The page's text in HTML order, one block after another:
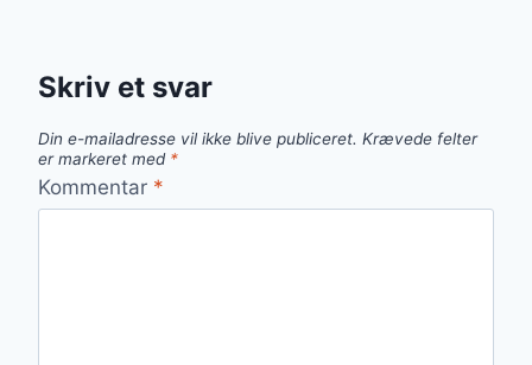
Skriv et svar
Din e-mailadresse vil ikke blive publiceret. Krævede felter
er markeret med *
Kommentar *